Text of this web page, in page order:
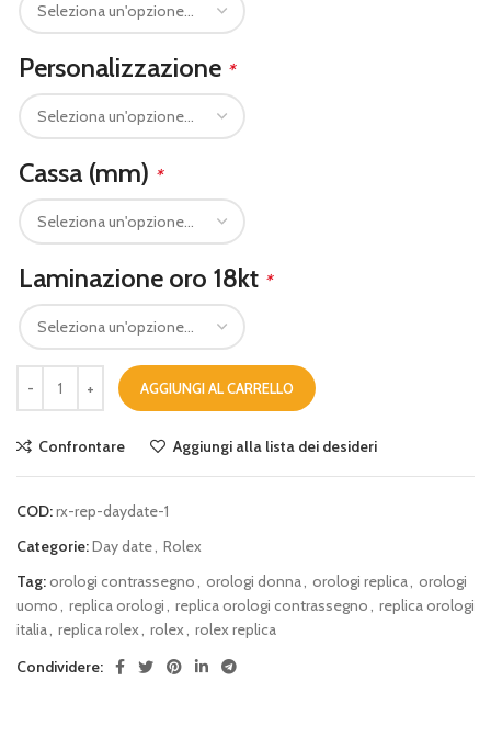
Personalizzazione *
Cassa (mm) *
Laminazione oro 18kt *
AGGIUNGI AL CARRELLO
Confrontare Aggiungi alla lista dei desideri
COD:rx-rep-daydate-1
Categorie:Day date, Rolex
Tag:orologi contrassegno, orologi donna, orologi replica, orologi
uomo, replica orologi, replica orologi contrassegno, replica orologi
italia, replica rolex, rolex, rolex replica
Condividere: